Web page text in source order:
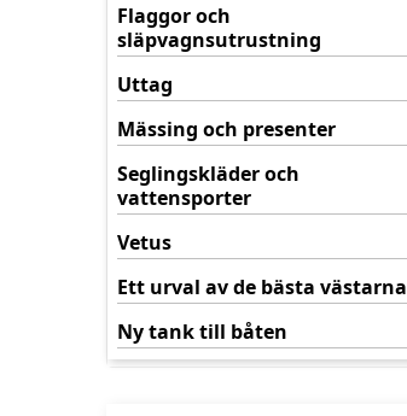
Flaggor och
släpvagnsutrustning
Uttag
Mässing och presenter
Seglingskläder och
vattensporter
Vetus
Ett urval av de bästa västarna
Ny tank till båten